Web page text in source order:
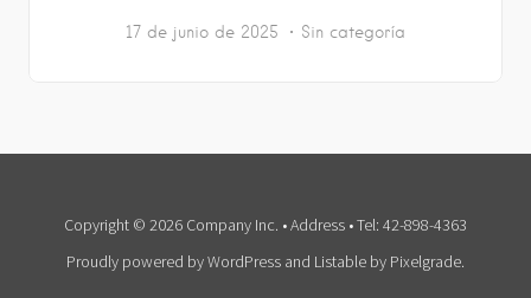
17 de junio de 2025 Sin categoría
Copyright © 2026 Company Inc. • Address • Tel: 42-898-4363
Proudly powered by WordPress and Listable by Pixelgrade.